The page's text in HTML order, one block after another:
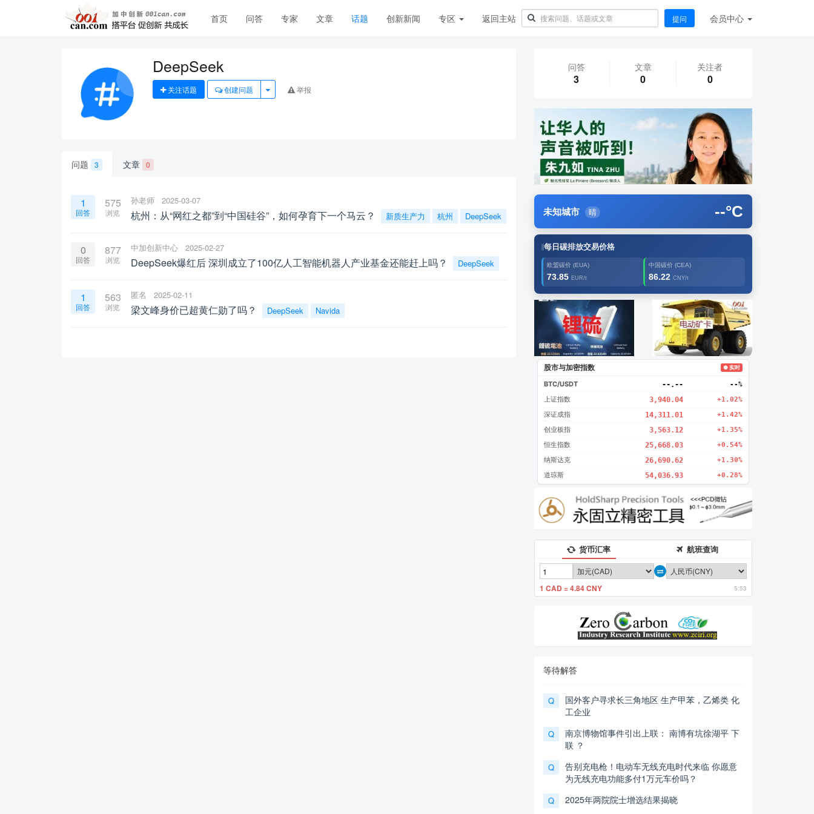
首页 问答 专家 文章 话题 创新新闻 专区 返回主站 提问 会员中心
DeepSeek
关注话题 创建问题 举报
问题 3 文章 0
1
回答
575
浏览
孙老师 2025-03-07
杭州：从“网红之都”到“中国硅谷”，如何孕育下一个马云？ 新质生产力 杭州 DeepSeek
0
回答
877
浏览
中加创新中心 2025-02-27
DeepSeek爆红后 深圳成立了100亿人工智能机器人产业基金还能赶上吗？ DeepSeek
1
回答
563
浏览
匿名 2025-02-11
梁文峰身价已超黄仁勋了吗？ DeepSeek Navida
问答
3
文章
0
关注者
0
未知城市 晴 --°C
每日碳排放交易价格
欧盟碳价 (EUA)
73.85 EUR/t
中国碳价 (CEA)
86.22 CNY/t
广告2 创新
股市与加密指数 ● 实时
BTC/USDT --.-- --%
上证指数 3,940.04 +1.02%
深证成指 14,311.01 +1.42%
创业板指 3,563.12 +1.35%
恒生指数 25,668.03 +0.54%
纳斯达克 26,690.62 +1.30%
道琼斯 54,036.93 +0.28%
货币汇率 航班查询
1 CAD = 4.84 CNY 5:53
等待解答
Q
国外客户寻求长三角地区 生产甲苯，乙烯类 化
工企业
Q
南京博物馆事件引出上联： 南博有坑徐湖平 下
联 ？
Q
告别充电枪！电动车无线充电时代来临 你愿意
为无线充电功能多付1万元车价吗？
Q 2025年两院院士增选结果揭晓